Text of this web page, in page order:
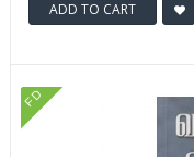
ADD TO CART
FD